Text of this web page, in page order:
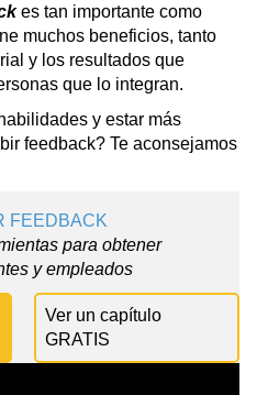
es tan importante como
muchos beneficios, tanto
y los resultados que
que lo integran.
y estar más
feedback? Te aconsejamos
FEEDBACK
para obtener
y empleados
Ver un capítulo
GRATIS